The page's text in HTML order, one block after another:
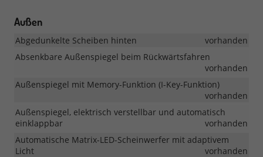
Außen
Abgedunkelte Scheiben hinten
vorhanden
Absenkbare Außenspiegel beim Rückwärtsfahren
vorhanden
Außenspiegel mit Memory-Funktion (I-Key-Funktion)
vorhanden
Außenspiegel, elektrisch verstellbar und automatisch
einklappbar
vorhanden
Automatische Matrix-LED-Scheinwerfer mit adaptivem
Licht
vorhanden